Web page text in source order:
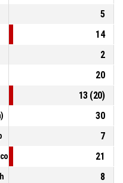
5
14
2
20
13(20)
30
7
21
8